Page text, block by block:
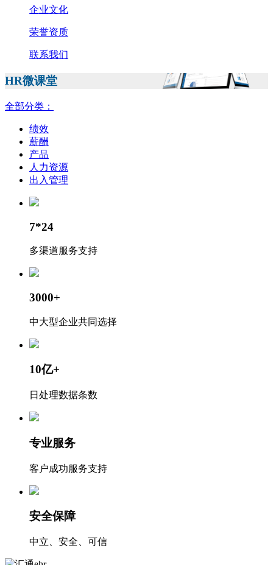
企业文化
荣誉资质
联系我们
HR微课堂
全部分类：
绩效
薪酬
产品
人力资源
出入管理
7*24
多渠道服务支持
3000+
中大型企业共同选择
10亿+
日处理数据条数
专业服务
客户成功服务支持
安全保障
中立、安全、可信